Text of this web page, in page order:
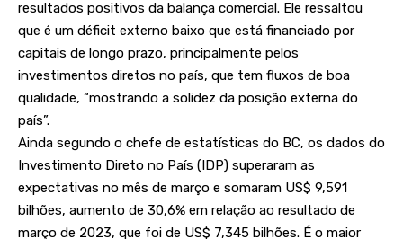
resultados positivos da balança comercial. Ele ressaltou
que é um déficit externo baixo que está financiado por
capitais de longo prazo, principalmente pelos
investimentos diretos no país, que tem fluxos de boa
qualidade, “mostrando a solidez da posição externa do
país”.
Ainda segundo o chefe de estatísticas do BC, os dados do
Investimento Direto no País (IDP) superaram as
expectativas no mês de março e somaram US$ 9,591
bilhões, aumento de 30,6% em relação ao resultado de
março de 2023, que foi de US$ 7,345 bilhões. É o maior